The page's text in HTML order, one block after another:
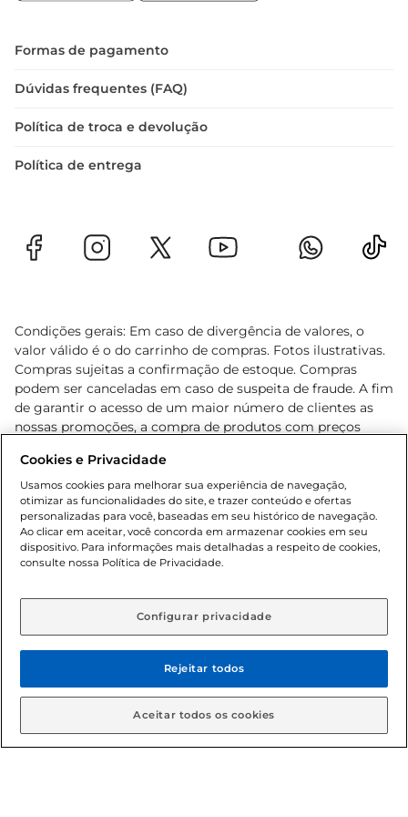
recomendase que seja consumido em até 48
produto. Sempre verifique a data de validade e as
você está consumindo um alimento seguro.
Formas de pagamento
Dúvidas frequentes (FAQ)
Política de troca e devolução
Política de entrega
Condições gerais: Em caso de divergência de valores, o
valor válido é o do carrinho de compras. Fotos ilustrativas.
Compras sujeitas a confirmação de estoque. Compras
podem ser canceladas em caso de suspeita de fraude. A fim
de garantir o acesso de um maior número de clientes as
nossas promoções, a compra de produtos com preços
cliente. Os preços, ofertas e condições são exclusivos para
o e-commerce e válidos durante o dia de hoje, podendo
sofrer alterações sem prévia notificação. Proibida a venda
de bebidas alcoólicas para menores de 18 anos, conforme
Lei n.º 8069/90, art. 81, inciso II (Estatuto da Criança e do
Adolescente). Preços e condições exclusivos para o
aviso prévio. O valor mínimo para as compras on-line é de
© 2026 Copyright. Todos os direitos
reservados Gbarbosa.
Cookies e Privacidade
Usamos cookies para melhorar sua experiência de navegação,
otimizar as funcionalidades do site, e trazer conteúdo e ofertas
personalizadas para você, baseadas em seu histórico de navegação.
Ao clicar em aceitar, você concorda em armazenar cookies em seu
dispositivo. Para informações mais detalhadas a respeito de cookies,
consulte nossa Política de Privacidade.
Configurar privacidade
Rejeitar todos
Aceitar todos os cookies